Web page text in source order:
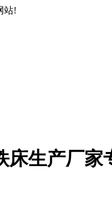
站!
床生产厂家